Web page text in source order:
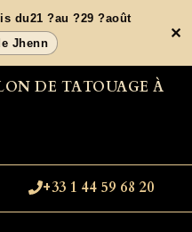
du21 ?au ?29 ?août
Jhenn
✕
+33 1 44 59 68 20